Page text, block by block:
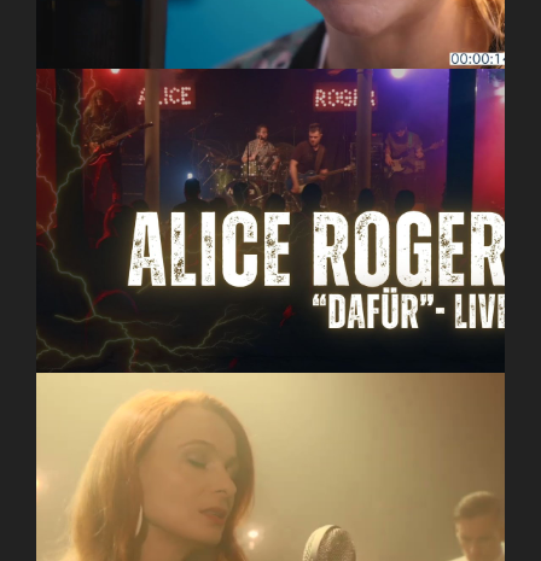
ALICE ROGER- Dafür (live)
I WANT POETRY – Golden Hour (New Light
Version)